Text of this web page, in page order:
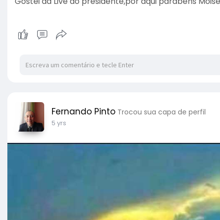
Fernando Pinto Trocou sua capa de perfil
5 yrs